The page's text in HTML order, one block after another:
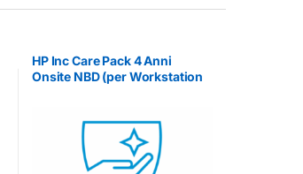
HP Inc Care Pack 4 Anni
Onsite NBD (per Workstation